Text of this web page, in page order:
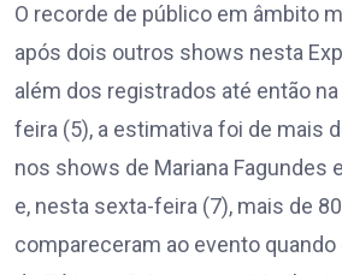
O recorde de público em âmbito
após dois outros shows nesta
além dos registrados até então
feira (5), a estimativa foi de mais
nos shows de Mariana Fagundes
e, nesta sexta-feira (7), mais de
compareceram ao evento